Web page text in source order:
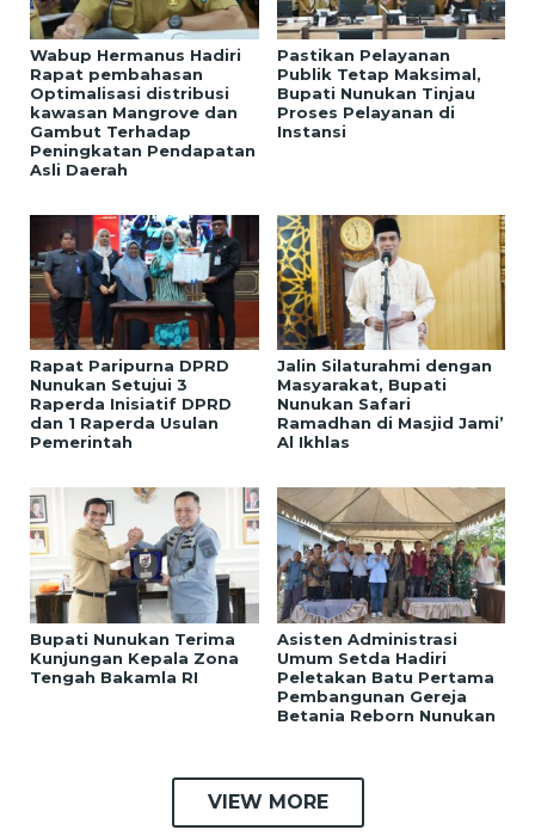
Wabup Hermanus Hadiri
Rapat pembahasan
Optimalisasi distribusi
kawasan Mangrove dan
Gambut Terhadap
Peningkatan Pendapatan
Asli Daerah
Pastikan Pelayanan
Publik Tetap Maksimal,
Bupati Nunukan Tinjau
Proses Pelayanan di
Instansi
Rapat Paripurna DPRD
Nunukan Setujui 3
Raperda Inisiatif DPRD
dan 1 Raperda Usulan
Pemerintah
Jalin Silaturahmi dengan
Masyarakat, Bupati
Nunukan Safari
Ramadhan di Masjid Jami’
Al Ikhlas
Bupati Nunukan Terima
Kunjungan Kepala Zona
Tengah Bakamla RI
Asisten Administrasi
Umum Setda Hadiri
Peletakan Batu Pertama
Pembangunan Gereja
Betania Reborn Nunukan
VIEW MORE